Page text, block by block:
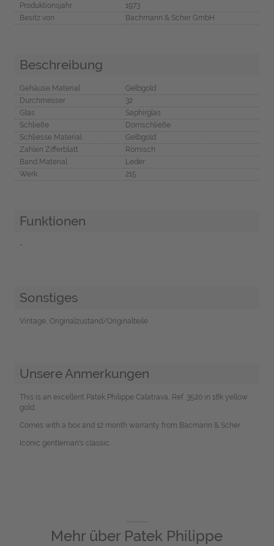
Produktionsjahr
1973
Besitz von
Bachmann & Scher GmbH
Beschreibung
Gehäuse Material
Gelbgold
Durchmesser
32
Glas
Saphirglas
Schließe
Dornschließe
Schliesse Material
Gelbgold
Zahlen Zifferblatt
Römisch
Band Material
Leder
Werk
215
Funktionen
-
Sonstiges
Vintage, Originalzustand/Originalteile
Unsere Anmerkungen
This is an excellent Patek Philippe Calatrava, Ref. 3520 in 18k yellow
gold.
Comes with a box and 12 month warranty from Bacmann & Scher.
Iconic gentleman's classic.
Mehr über Patek Philippe